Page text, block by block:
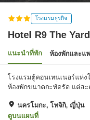
โรงแรมธุรกิจ
Hotel R9 The
แนะนำที่พัก ห้องพักและแ
โรงแรมตู้คอนเทนเนอร์แห่
ห้องพักขนาดกะทัดรัด แต่สะ
นครโมกะ, โทจิกิ, ญี่ปุ่น
ดูบนแผนที่